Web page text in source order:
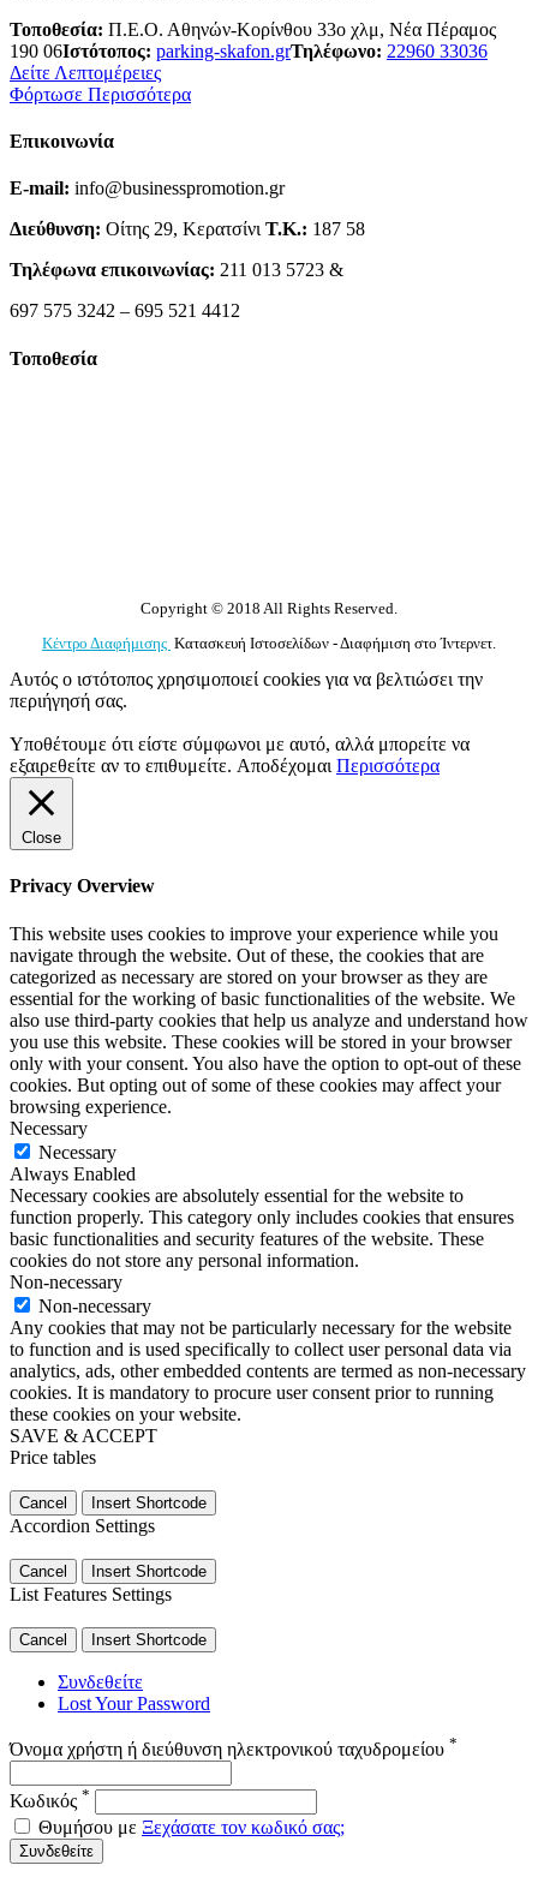
Τοποθεσία: Π.Ε.Ο. Αθηνών-Κορίνθου 33ο χλμ, Νέα Πέραμος
190 06Ιστότοπος: parking-skafon.grΤηλέφωνο: 22960 33036
Δείτε Λεπτομέρειες
Φόρτωσε Περισσότερα
Επικοινωνία
E-mail: info@businesspromotion.gr
Διεύθυνση: Οίτης 29, ΚερατσίνιΤ.Κ.: 187 58
Τηλέφωνα επικοινωνίας: 211 013 5723 &
697 575 3242 – 695 521 4412
Τοποθεσία
Copyright © 2018 All Rights Reserved.
Κέντρο Διαφήμισης Κατασκευή Ιστοσελίδων - Διαφήμιση στο Ίντερνετ.
Αυτός ο ιστότοπος χρησιμοποιεί cookies για να βελτιώσει την
περιήγησή σας.
Υποθέτουμε ότι είστε σύμφωνοι με αυτό, αλλά μπορείτε να
εξαιρεθείτε αν το επιθυμείτε. Αποδέχομαι Περισσότερα
Close
Privacy Overview
This website uses cookies to improve your experience while you
navigate through the website. Out of these, the cookies that are
categorized as necessary are stored on your browser as they are
essential for the working of basic functionalities of the website. We
also use third-party cookies that help us analyze and understand how
you use this website. These cookies will be stored in your browser
only with your consent. You also have the option to opt-out of these
cookies. But opting out of some of these cookies may affect your
browsing experience.
Necessary
Necessary
Always Enabled
Necessary cookies are absolutely essential for the website to
function properly. This category only includes cookies that ensures
basic functionalities and security features of the website. These
cookies do not store any personal information.
Non-necessary
Non-necessary
Any cookies that may not be particularly necessary for the website
to function and is used specifically to collect user personal data via
analytics, ads, other embedded contents are termed as non-necessary
cookies. It is mandatory to procure user consent prior to running
these cookies on your website.
SAVE & ACCEPT
Price tables
Cancel Insert Shortcode
Accordion Settings
Cancel Insert Shortcode
List Features Settings
Cancel Insert Shortcode
Συνδεθείτε
Lost Your Password
Όνομα χρήστη ή διεύθυνση ηλεκτρονικού ταχυδρομείου *
Κωδικός *
Θυμήσου με Ξεχάσατε τον κωδικό σας;
Συνδεθείτε